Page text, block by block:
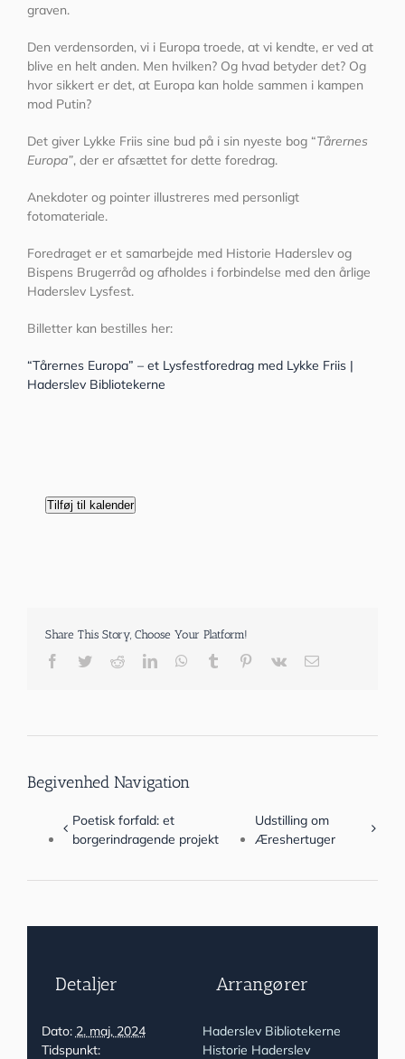
graven.
Den verdensorden, vi i Europa troede, at vi kendte, er ved at
blive en helt anden. Men hvilken? Og hvad betyder det? Og
hvor sikkert er det, at Europa kan holde sammen i kampen
mod Putin?
Det giver Lykke Friis sine bud på i sin nyeste bog “Tårernes
Europa”, der er afsættet for dette foredrag.
Anekdoter og pointer illustreres med personligt
fotomateriale.
Foredraget er et samarbejde med Historie Haderslev og
Bispens Brugerråd og afholdes i forbindelse med den årlige
Haderslev Lysfest.
Billetter kan bestilles her:
“Tårernes Europa” – et Lysfestforedrag med Lykke Friis |
Haderslev Bibliotekerne
Tilføj til kalender
Share This Story, Choose Your Platform!
Facebook
TwitterRedditLinkedInWhatsApp
Tumblr Pinterest
Vk
E-
Begivenhed Navigation
Poetisk forfald: et
borgerindragende projekt
Udstilling om
Æreshertuger
Detaljer
Dato: 2. maj, 2024
Tidspunkt:
Arrangører
Haderslev Bibliotekerne
Historie Haderslev